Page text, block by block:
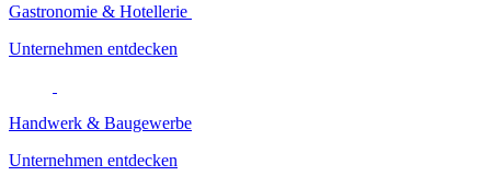
Gastronomie & Hotellerie
Unternehmen entdecken
Handwerk & Baugewerbe
Unternehmen entdecken